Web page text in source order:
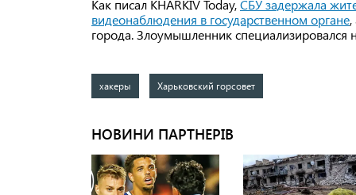
Как писал KHARKIV Today,СБУ задержала
видеонаблюдения в государственном органе
города. Злоумышленник
хакеры Харьковский горсовет